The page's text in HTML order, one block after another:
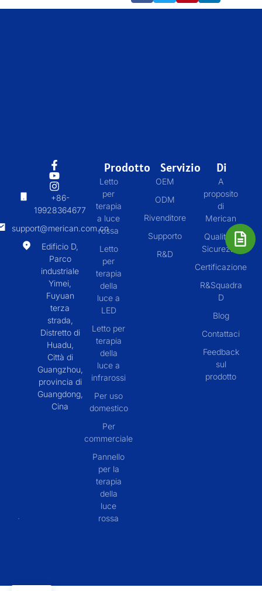
+86-
19928364677
support@merican.com.cn
Edificio D,
Parco
industriale
Yimei,
Fuyuan
terza
strada,
Distretto di
Huadu,
Città di
Guangzhou,
provincia di
Guangdong,
Cina
Prodotto
Letto
per
terapia
a luce
rossa
Letto
per
terapia
della
luce a
LED
Letto per
terapia
della
luce a
infrarossi
Per uso
domestico
Per
commerciale
Pannello
per la
terapia
della
luce
rossa
Servizio
OEM
ODM
Rivenditore
Supporto
R&D
Di
A
proposito
di
Merican
Qualità &
Sicurezza
Certificazione
R&Squadra
D
Blog
Contattaci
Feedback
sul
prodotto